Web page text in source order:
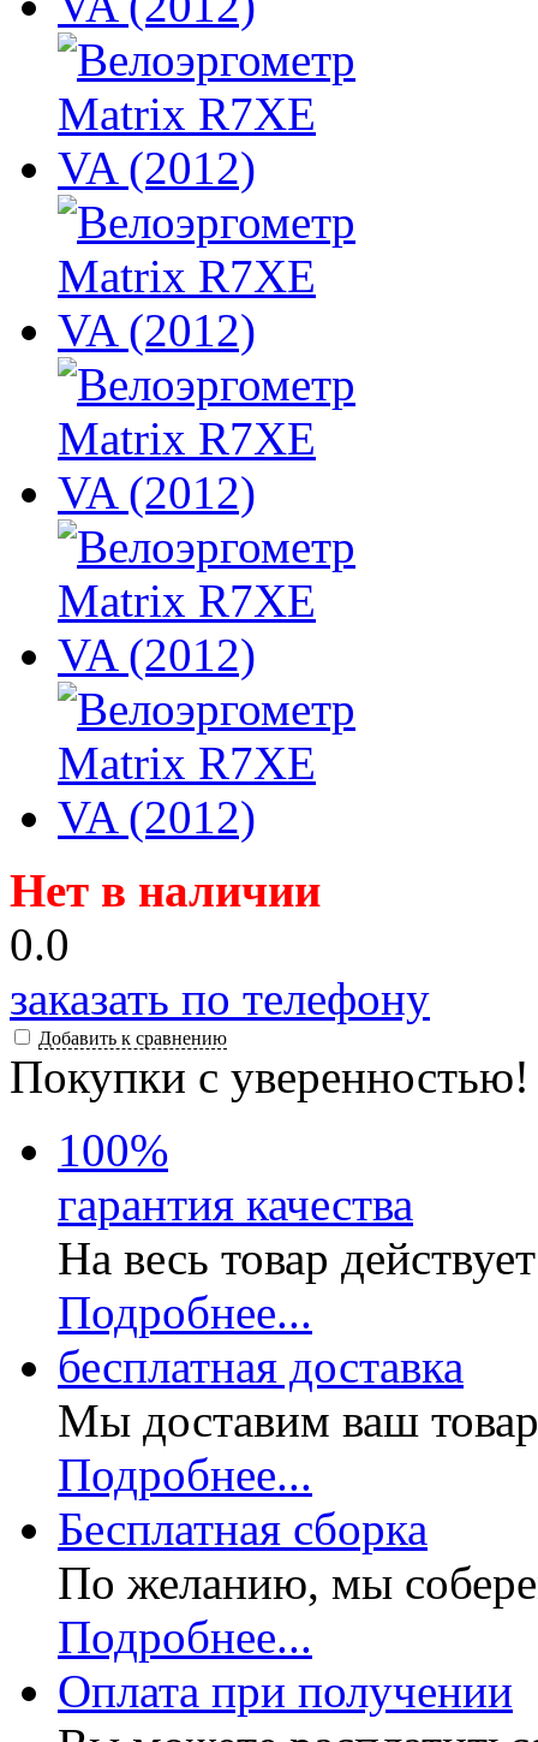
Нет в наличии
0.0
заказать по телефону
Добавить к сравнению
Покупки с уверенностью!
100%
гарантия качества
На весь товар
Подробнее...
бесплатная доставка
Мы доставим ваш
Подробнее...
Бесплатная сборка
По желанию, мы
Подробнее...
Оплата при получении